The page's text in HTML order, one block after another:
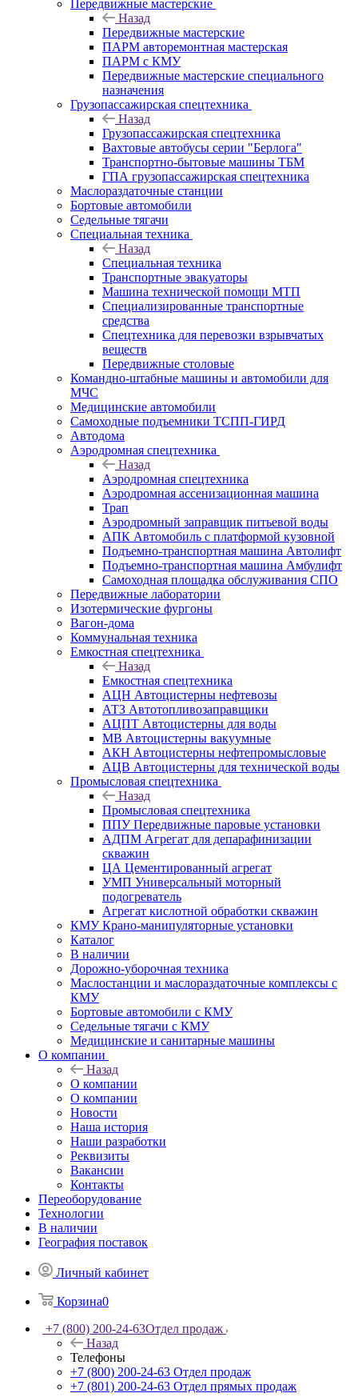
Передвижные мастерские
Назад
Передвижные мастерские
ПАРМ авторемонтная мастерская
ПАРМ с КМУ
Передвижные мастерские специального
назначения
Грузопассажирская спецтехника
Назад
Грузопассажирская спецтехника
Вахтовые автобусы серии "Берлога"
Транспортно-бытовые машины ТБМ
ГПА грузопассажирская спецтехника
Маслораздаточные станции
Бортовые автомобили
Седельные тягачи
Специальная техника
Назад
Специальная техника
Транспортные эвакуаторы
Машина технической помощи МТП
Специализированные транспортные
средства
Спецтехника для перевозки взрывчатых
веществ
Передвижные столовые
Командно-штабные машины и автомобили для
МЧС
Медицинские автомобили
Самоходные подъемники ТСПП-ГИРД
Автодома
Аэродромная спецтехника
Назад
Аэродромная спецтехника
Аэродромная ассенизационная машина
Трап
Аэродромный заправщик питьевой воды
АПК Автомобиль с платформой кузовной
Подъемно-транспортная машина Автолифт
Подъемно-транспортная машина Амбулифт
Самоходная площадка обслуживания СПО
Передвижные лаборатории
Изотермические фургоны
Вагон-дома
Коммунальная техника
Емкостная спецтехника
Назад
Емкостная спецтехника
АЦН Автоцистерны нефтевозы
АТЗ Автотопливозаправщики
АЦПТ Автоцистерны для воды
МВ Автоцистерны вакуумные
АКН Автоцистерны нефтепромысловые
АЦВ Автоцистерны для технической воды
Промысловая спецтехника
Назад
Промысловая спецтехника
ППУ Передвижные паровые установки
АДПМ Агрегат для депарафинизации
скважин
ЦА Цементированный агрегат
УМП Универсальный моторный
подогреватель
Агрегат кислотной обработки скважин
КМУ Крано-манипуляторные установки
Каталог
В наличии
Дорожно-уборочная техника
Маслостанции и маслораздаточные комплексы с
КМУ
Бортовые автомобили с КМУ
Седельные тягачи с КМУ
Медицинские и санитарные машины
О компании
Назад
О компании
О компании
Новости
Наша история
Наши разработки
Реквизиты
Вакансии
Контакты
Переоборудование
Технологии
В наличии
География поставок
Личный кабинет
Корзина0
+7 (800) 200-24-63Отдел продаж
Назад
Телефоны
+7 (800) 200-24-63 Отдел продаж
+7 (801) 200-24-63 Отдел прямых продаж